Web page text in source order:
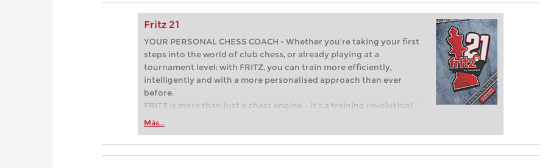
Fritz 21
YOUR PERSONAL CHESS COACH - Whether you’re taking your first
steps into the world of club chess, or already playing at a
tournament level: with FRITZ, you can train more efficiently,
intelligently and with a more personalised approach than ever
before.
FRITZ is more than just a chess engine – it’s a training revolution!
Whether you’re taking your first steps into the world of club chess,
more efficiently, intelligently and with a more personalised
approach than ever before.
Más...